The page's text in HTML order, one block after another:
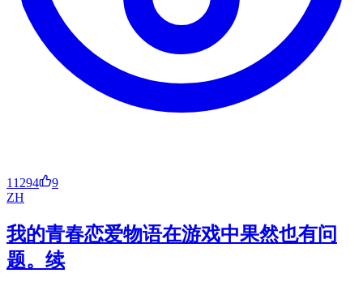
11294
9
ZH
我的青春恋爱物语在游戏中果然也有问
题。续